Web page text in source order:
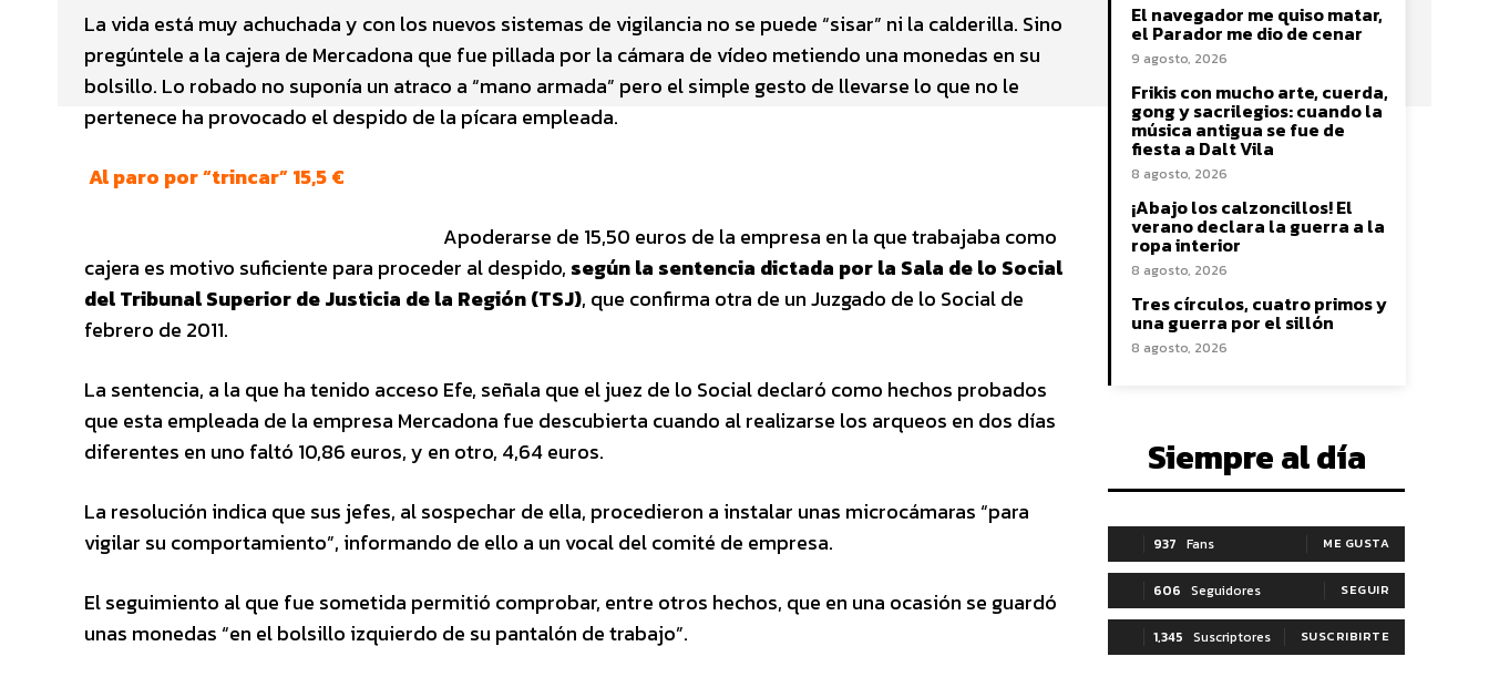
La vida está muy achuchada y con los nuevos sistemas de vigilancia no se puede “sisar” ni la calderilla. Sino
pregúntele a la cajera de Mercadona que fue pillada por la cámara de vídeo metiendo una monedas en su
bolsillo. Lo robado no suponía un atraco a “mano armada” pero el simple gesto de llevarse lo que no le
pertenece ha provocado el despido de la pícara empleada.
Al paro por “trincar” 15,5 €
Apoderarse de 15,50 euros de la empresa en la que trabajaba como
cajera es motivo suficiente para proceder al despido, según la sentencia dictada por la Sala de lo Social
del Tribunal Superior de Justicia de la Región (TSJ), que confirma otra de un Juzgado de lo Social de
febrero de 2011.
La sentencia, a la que ha tenido acceso Efe, señala que el juez de lo Social declaró como hechos probados
que esta empleada de la empresa Mercadona fue descubierta cuando al realizarse los arqueos en dos días
diferentes en uno faltó 10,86 euros, y en otro, 4,64 euros.
La resolución indica que sus jefes, al sospechar de ella, procedieron a instalar unas microcámaras “para
vigilar su comportamiento”, informando de ello a un vocal del comité de empresa.
El seguimiento al que fue sometida permitió comprobar, entre otros hechos, que en una ocasión se guardó
unas monedas “en el bolsillo izquierdo de su pantalón de trabajo”.
El navegador me quiso matar,
el Parador me dio de cenar
9 agosto, 2026
Frikis con mucho arte, cuerda,
gong y sacrilegios: cuando la
música antigua se fue de
fiesta a Dalt Vila
8 agosto, 2026
¡Abajo los calzoncillos! El
verano declara la guerra a la
ropa interior
8 agosto, 2026
Tres círculos, cuatro primos y
una guerra por el sillón
8 agosto, 2026
Siempre al día
937 Fans ME GUSTA
606 Seguidores SEGUIR
1,345 Suscriptores SUSCRIBIRTE